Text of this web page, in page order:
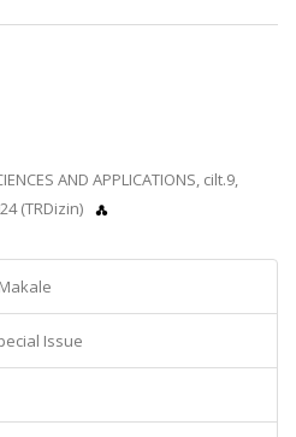
AND APPLICATIONS, cilt.9,
(TRDizin)
Issue